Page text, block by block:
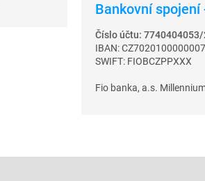
Bankovní spojení
Číslo účtu:
IBAN:
SWIFT: FIOBCZPPXXX
Fio banka, a.s.